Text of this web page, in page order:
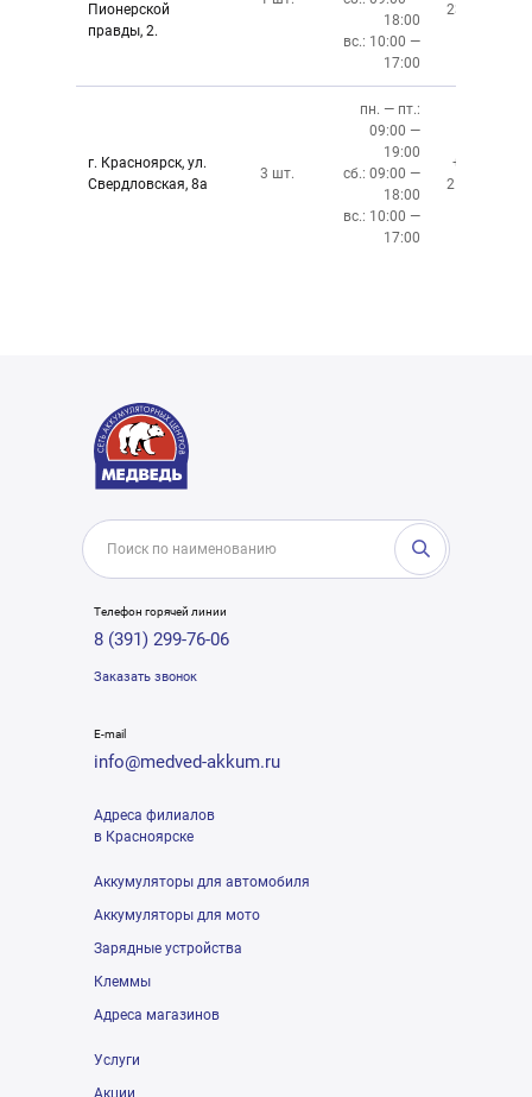
Пионерской
правды, 2.
18:00
вс.: 10:00 —
17:00
237-34-34
г. Красноярск, ул.
Свердловская, 8а
3 шт.
пн. — пт.:
09:00 —
19:00
сб.: 09:00 —
18:00
вс.: 10:00 —
17:00
+7 (391)
219-27-50
Телефон горячей линии
8 (391) 299-76-06
Заказать звонок
E-mail
info@medved-akkum.ru
Адреса филиалов
в Красноярске
Аккумуляторы для автомобиля
Аккумуляторы для мото
Зарядные устройства
Клеммы
Адреса магазинов
Услуги